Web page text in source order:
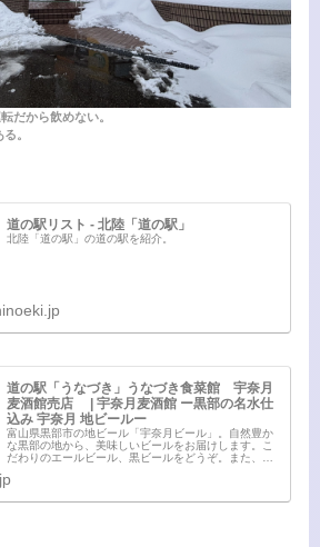
だから飲めない。
。
道の駅リスト - 北陸「道の駅」
北陸「道の駅」の道の駅を紹介。
道の駅「うなづき」うなづき食菜館 宇奈月
麦酒館売店 | 宇奈月麦酒館 ー黒部の名水仕
込み 宇奈月 地ビールー
富山県黒部市の地ビール「宇奈月ビール」。自然豊か
な黒部の地から、美味しいビールをお届けします。こ
だわりのエールビール、黒ビールをどうぞ。また、道
観光の際にもお立寄り下さい。